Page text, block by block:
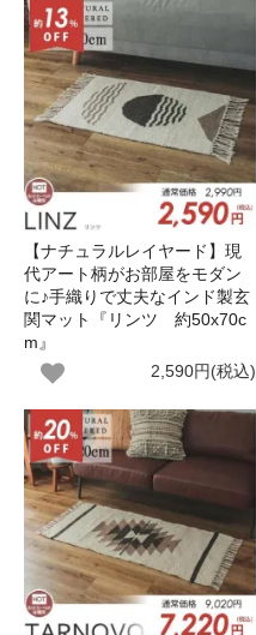
【ナチュラルレイヤード】現
代アート柄がお部屋をモダン
に♪手織りで丈夫なインド製玄
関マット『リンツ 約50x70c
m』
2,590円(税込)